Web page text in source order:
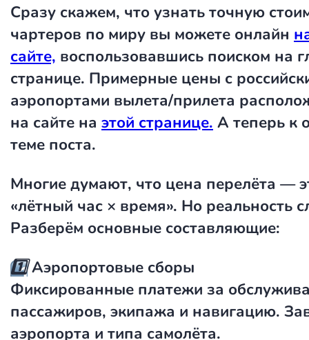
Сразу скажем, что узнать точную
чартеров по миру вы можете онлайн
сайте, воспользовавшись поиском на
странице. Примерные цены с
аэропортами вылета/прилета
на сайте на этой странице. А теперь к
теме поста.
Многие думают, что цена перелёта —
«лётный час × время». Но реальность
Разберём основные составляющие:
1️⃣Аэропортовые сборы
Фиксированные платежи за
пассажиров, экипажа и навигацию.
аэропорта и типа самолёта.